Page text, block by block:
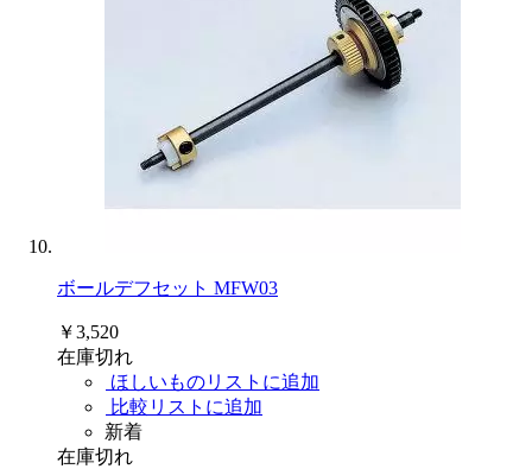
ボールデフセット MFW03
￥3,520
在庫切れ
ほしいものリストに追加
比較リストに追加
新着
在庫切れ